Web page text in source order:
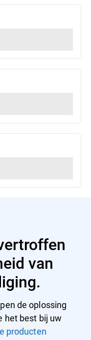
van
de oplossing
het best bij uw
producten